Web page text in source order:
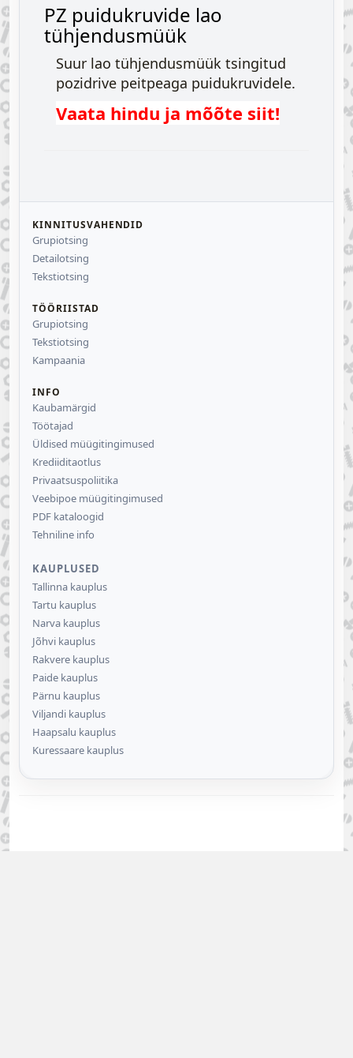
PZ puidukruvide lao
tühjendusmüük
Suur lao tühjendusmüük tsingitud
pozidrive peitpeaga puidukruvidele.
Vaata hindu ja mõõte siit!
KINNITUSVAHENDID
Grupiotsing
Detailotsing
Tekstiotsing
TÖÖRIISTAD
Grupiotsing
Tekstiotsing
Kampaania
INFO
Kaubamärgid
Töötajad
Üldised müügitingimused
Krediiditaotlus
Privaatsuspoliitika
Veebipoe müügitingimused
PDF kataloogid
Tehniline info
KAUPLUSED
Tallinna kauplus
Tartu kauplus
Narva kauplus
Jõhvi kauplus
Rakvere kauplus
Paide kauplus
Pärnu kauplus
Viljandi kauplus
Haapsalu kauplus
Kuressaare kauplus